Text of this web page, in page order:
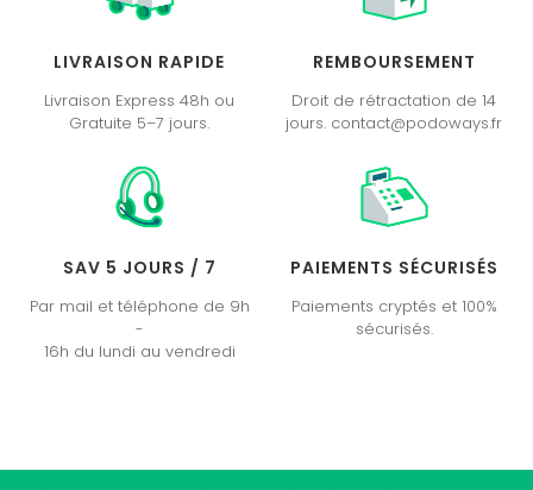
LIVRAISON RAPIDE
Livraison Express 48h ou
Gratuite 5–7 jours.
REMBOURSEMENT
Droit de rétractation de 14
jours. contact@podoways.fr
SAV 5 JOURS / 7
Par mail et téléphone de 9h
-
16h du lundi au vendredi
PAIEMENTS SÉCURISÉS
Paiements cryptés et 100%
sécurisés.